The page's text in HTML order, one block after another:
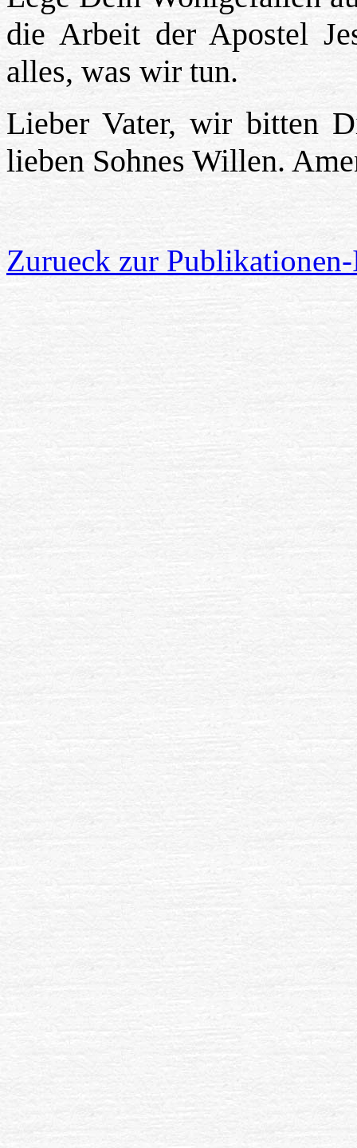
die Arbeit der Apostel
alles, was wir tun.
Lieber Vater, wir bitten
lieben Sohnes Willen.
Zurueck zur